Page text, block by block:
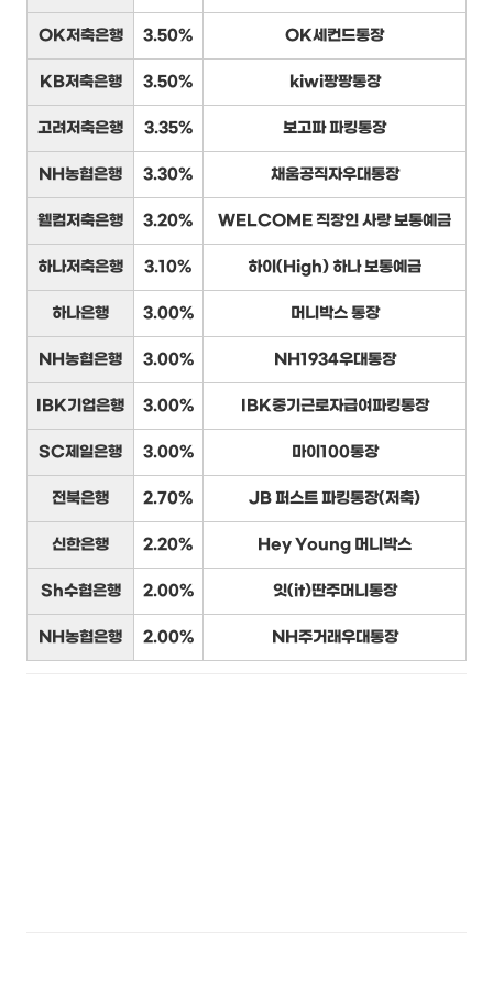
OK저축은행 3.50% OK세컨드통장
KB저축은행 3.50% kiwi팡팡통장
고려저축은행 3.35% 보고파 파킹통장
NH농협은행 3.30% 채움공직자우대통장
웰컴저축은행 3.20% WELCOME 직장인 사랑 보통예금
하나저축은행 3.10% 하이(High) 하나 보통예금
하나은행 3.00% 머니박스 통장
NH농협은행 3.00% NH1934우대통장
IBK기업은행 3.00% IBK중기근로자급여파킹통장
SC제일은행 3.00% 마이100통장
전북은행 2.70% JB 퍼스트 파킹통장(저축)
신한은행 2.20% Hey Young 머니박스
Sh수협은행 2.00% 잇(it)딴주머니통장
NH농협은행 2.00% NH주거래우대통장